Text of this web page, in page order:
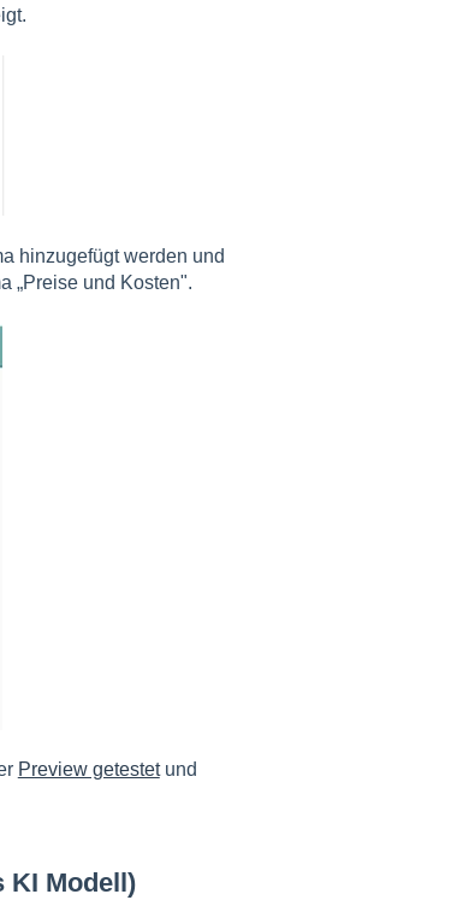
hinzugefügt werden und
„Preise und Kosten".
Preview getestetund
KI Modell)